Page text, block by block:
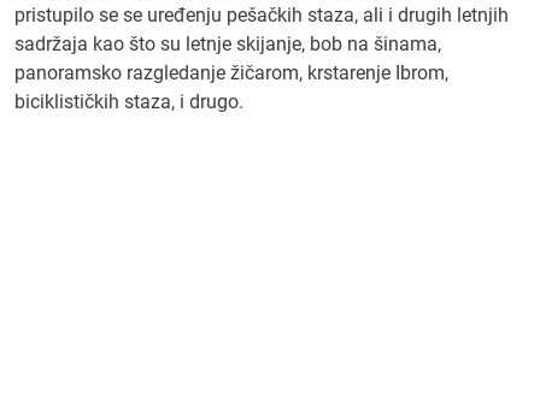
pristupilo se se uređenju pešačkih staza, ali i drugih letnjih
sadržaja kao što su letnje skijanje, bob na šinama,
panoramsko razgledanje žičarom, krstarenje Ibrom,
biciklističkih staza, i drugo.